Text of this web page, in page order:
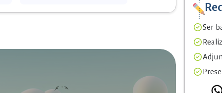
No. 1179
downloading
Ser